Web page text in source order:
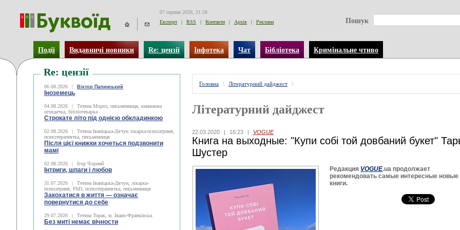
07 серпня 2026, 21:58
Експорт
| RSS | Контакти | Архів | Реклама Пошук
Події Видавничі новинки Re: цензії Інфотека Чат Бібліотека Кримінальне чтиво
Re: цензії
06.08.2026 | Віктор Палинський
Іноземець
04.08.2026 |
Тетяна Мороз, письменниця, книжкова
оглядачка, бібліотекарка
Строкате літо під однією обкладинкою
02.08.2026 |
Тетяна Іваніцька-Дячун лікарка-психіатриня,
психотерапевтка, письменниця
Після цієї книжки хочеться подзвонити
мамі
02.08.2026 | Ігор Чорний
Інтриги, шпаги і любов
31.07.2026 |
Тетяна Іваніцька-Дячун, лікарка-
психіатриня, PhD, психотерапевтка, письменниця
Закохатися в життя — означає
повернутися до себе
29.07.2026 | Тетяна Торак, м. Івано-Франківськ
Без миті немає вічности
Головна \ Літературний дайджест \
Літературний дайджест
22.03.2020 | 16:23 | VOGUE
Книга на выходные: "Купи собі той довбаний букет"
Шустер
Редакция VOGUE.ua продолжает
рекомендовать самые интересные новые
книги.